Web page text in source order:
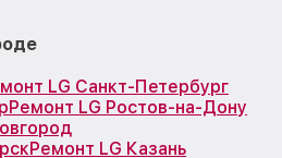
LG Санкт-Петербург
Ремонт LG Ростов-на-Дону
Ремонт LG Казань